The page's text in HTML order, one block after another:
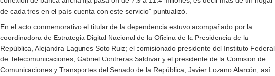
de cada tres en el país cuenta con este servicio” puntualizó.
En el acto conmemorativo el titular de la dependencia estuvo acompañado por la
coordinadora de Estrategia Digital Nacional de la Oficina de la Presidencia de la
República, Alejandra Lagunes Soto Ruiz; el comisionado presidente del Instituto Federal
de Telecomunicaciones, Gabriel Contreras Saldívar y el presidente de la Comisión de
Comunicaciones y Transportes del Senado de la República, Javier Lozano Alarcón, así